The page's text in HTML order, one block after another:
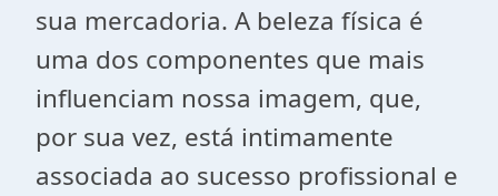
sua mercadoria. A beleza física é
uma dos componentes que mais
influenciam nossa imagem, que,
por sua vez, está intimamente
associada ao sucesso profissional e